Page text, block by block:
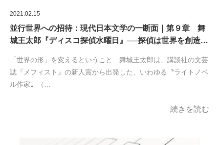
2021.02.15
並行世界への招待：現代日本文学の一断面｜第９章 舞
城王太郎『ディスコ探偵水曜日』──探偵は世界を創造…
「世界の形」を変えるということ 舞城王太郎は、講談社の文芸
誌『メフィスト』の新人賞から出発した、いわゆる〝ライトノベ
ル作家〟（…
続きを読む